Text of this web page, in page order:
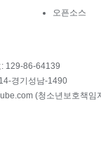
오픈소스
129-86-64139
경기성남-1490
(청소년보호책임